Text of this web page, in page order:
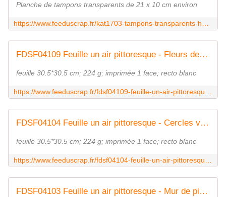
Planche de tampons transparents de 21 x 10 cm environ
FDSF04109 Feuille un air pittoresque - Fleurs de lys vert FEE DU SCRAP
feuille 30.5*30.5 cm; 224 g; imprimée 1 face; recto blanc
FDSF04104 Feuille un air pittoresque - Cercles verts FEE DU SCRAP
feuille 30.5*30.5 cm; 224 g; imprimée 1 face; recto blanc
FDSF04103 Feuille un air pittoresque - Mur de pierres marron FEE DU SCRAP